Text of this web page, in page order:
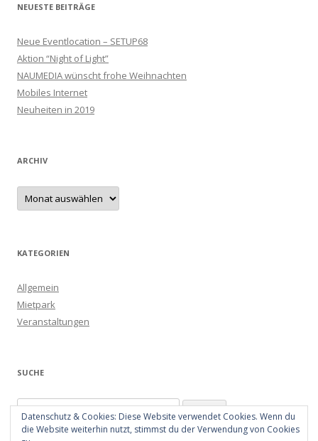
NEUESTE BEITRÄGE
Neue Eventlocation – SETUP68
Aktion “Night of Light”
NAUMEDIA wünscht frohe Weihnachten
Mobiles Internet
Neuheiten in 2019
ARCHIV
Archiv
KATEGORIEN
Allgemein
Mietpark
Veranstaltungen
SUCHE
Suchen
nach:
Datenschutz & Cookies: Diese Website verwendet Cookies. Wenn du
die Website weiterhin nutzt, stimmst du der Verwendung von Cookies